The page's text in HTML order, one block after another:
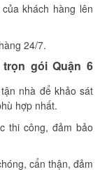
khách hàng lên
24/7.
gói Quận 6
nhà để khảo sát
hợp nhất.
thi công, đảm bảo
cẩn thận, đảm